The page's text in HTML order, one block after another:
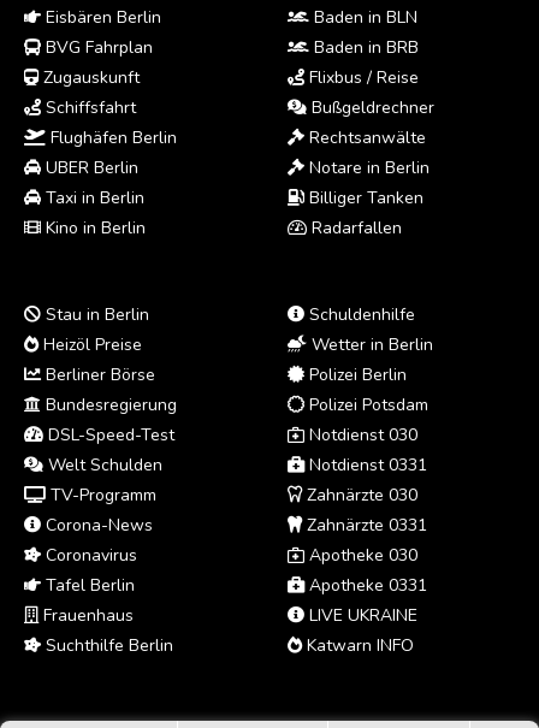
Eisbären Berlin
BVG Fahrplan
Zugauskunft
Schiffsfahrt
Flughäfen Berlin
UBER Berlin
Taxi in Berlin
Kino in Berlin
Baden in BLN
Baden in BRB
Flixbus / Reise
Bußgeldrechner
Rechtsanwälte
Notare in Berlin
Billiger Tanken
Radarfallen
Stau in Berlin
Heizöl Preise
Berliner Börse
Bundesregierung
DSL-Speed-Test
Welt Schulden
TV-Programm
Corona-News
Coronavirus
Tafel Berlin
Frauenhaus
Suchthilfe Berlin
Schuldenhilfe
Wetter in Berlin
Polizei Berlin
Polizei Potsdam
Notdienst 030
Notdienst 0331
Zahnärzte 030
Zahnärzte 0331
Apotheke 030
Apotheke 0331
LIVE UKRAINE
Katwarn INFO